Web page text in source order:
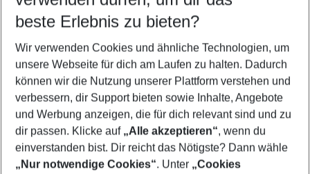
5-8 Nächte
2 Erwachsene Keine Kinder
Mehr Filter anzeigen
beste Erlebnis zu bieten?
Wir verwenden Cookies und ähnliche Technologien, um
unsere Webseite für dich am Laufen zu halten. Dadurch
können wir die Nutzung unserer Plattform verstehen und
verbessern, dir Support bieten sowie Inhalte, Angebote
und Werbung anzeigen, die für dich relevant sind und zu
dir passen. Klicke auf „Alle akzeptieren“, wenn du
einverstanden bist. Dir reicht das Nötigste? Dann wähle
„Nur notwendige Cookies“. Unter „Cookies